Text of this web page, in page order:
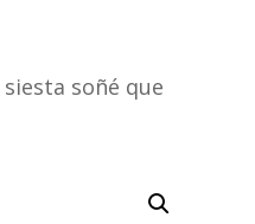
soñé que